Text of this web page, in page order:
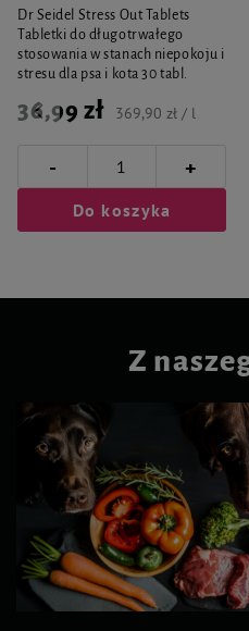
Dr Seidel Stress Out Tablets
Tabletki do długotrwałego
stosowania w stanach niepokoju i
stresu dla psa i kota 30 tabl.
36,99 zł 369,90 zł / l
- +
Do koszyka
Z